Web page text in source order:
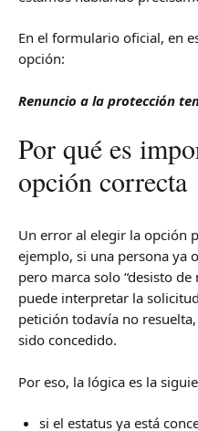
En el formulario oficial, en
opción:
Renuncio a la protección
Por qué es
opción correcta
Un error al elegir la opción
ejemplo, si una persona ya
pero marca solo “desisto
puede interpretar la
petición todavía no
sido concedido.
Por eso, la lógica es la
si el estatus ya está